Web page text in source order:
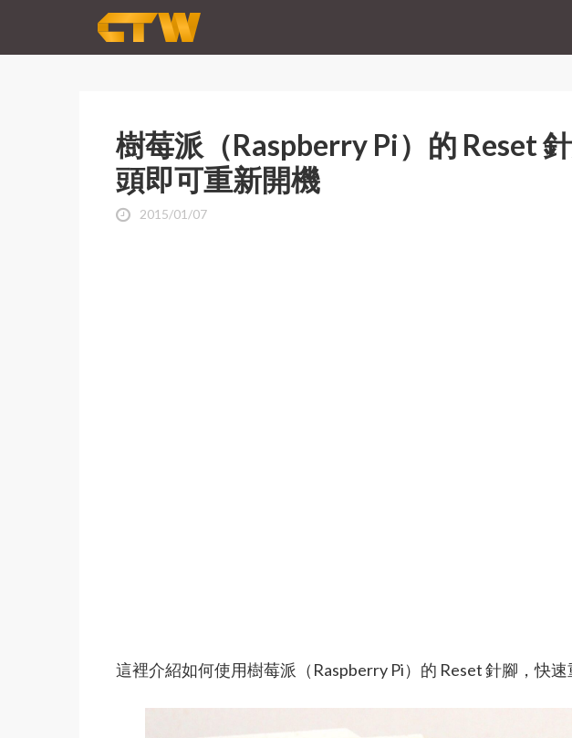
樹莓派（Raspberry Pi）的 Reset
頭即可重新開機
2015/01/07
這裡介紹如何使用樹莓派（Raspberry Pi）的 Reset 針腳，快速